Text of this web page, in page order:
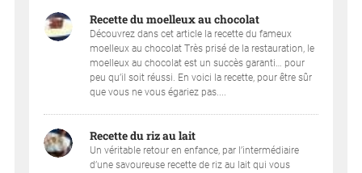
Recette du moelleux au chocolat
Découvrez dans cet article la recette du fameux
moelleux au chocolat Très prisé de la restauration, le
moelleux au chocolat est un succès garanti… pour
peu qu’il soit réussi. En voici la recette, pour être sûr
que vous ne vous égariez pas....
Recette du riz au lait
Un véritable retour en enfance, par l’intermédiaire
d’une savoureuse recette de riz au lait qui vous